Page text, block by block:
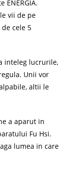
ENERGIA.
vii de pe
cele 5
inteleg lucrurile,
Unii vor
altii le
a aparut in
Fu Hsi.
lumea in care